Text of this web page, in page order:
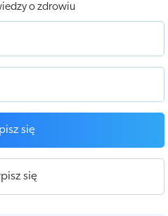
o zdrowiu
się
się